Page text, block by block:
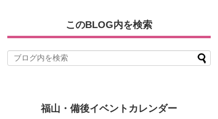
このBLOG内を検索
福山・備後イベントカレンダー